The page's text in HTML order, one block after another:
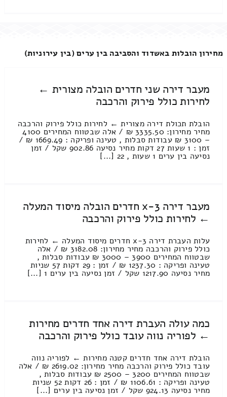
מחירון הובלות באשדוד והסביבה בין ערים (בין עירוניות)
מעבר דירה שני חדרים הובלה מצורית ←
לחירות כולל פירוק והרכבה
הובלת תכולת דירה מצורית ← לחירות כולל פירוק והרכבה
מחיר מחירון: 3335.50 ₪ / אלה שבטווח המחירים 4100
– 3100 ₪ עבודות סבלות , טעינה ופריקה : 1669.49 ₪ /
זמן : 1 שעות 27 דקות מחיר נסיעה 902.86 שקל / זמן
נסיעה בין ערים 1 שעות , 22 [...]
מעבר דירה 3-x חדרים הובלה מיסוד המעלה
← לחירות כולל פירוק והרכבה
עלות העברת דירה 3-x חדרים מיסוד המעלה ← לחירות
כולל פירוק והרכבה מחיר מחירון: 3182.08 ₪ / אלה
שבטווח המחירים 3900 – 3000 ₪ עבודות סבלות ,
טעינה ופריקה : 1237.30 ₪ / זמן : 29 דקות 57 שניות
מחיר נסיעה 1217.90 שקל / זמן נסיעה בין ערים 1 [...]
כמה עולה העברת דירה אחד חדרים מחירות
← לפוריה נווה עובד כולל פירוק והרכבה
הובלת דירה אחד חדרים קטנה מחירות ← לפוריה נווה
עובד כולל פירוק והרכבה מחיר מחירון: 2619.02 ₪ / אלה
שבטווח המחירים 3200 – 2500 ₪ עבודות סבלות ,
טעינה ופריקה : 1106.61 ₪ / זמן : 26 דקות 52 שניות
מחיר נסיעה 924.13 שקל / זמן נסיעה בין ערים [...]